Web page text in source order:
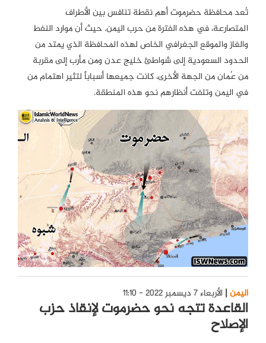
تُعد محافظة حضرموت أهم نقطة تنافس بين الأطراف
المتصارعة، في هذه الفترة من حرب اليمن. حيث أن موارد النفط
والغاز والموقع الجغرافي الخاص لهذه المحافظة الذي يمتد من
الحدود السعودية إلى شواطئ خليج عدن ومن مأرب إلى مقربة
من عُمان من الجهة الأخرى، كانت جميعها أسباباً لتثير اهتمام من
في اليمن وتلفت أنظارهم نحو هذه المنطقة.
اليمن الأربعاء 7 ديسمبر 2022 - 11:10
القاعدة تتجه نحو حضرموت لإنقاذ حزب
الإصلاح